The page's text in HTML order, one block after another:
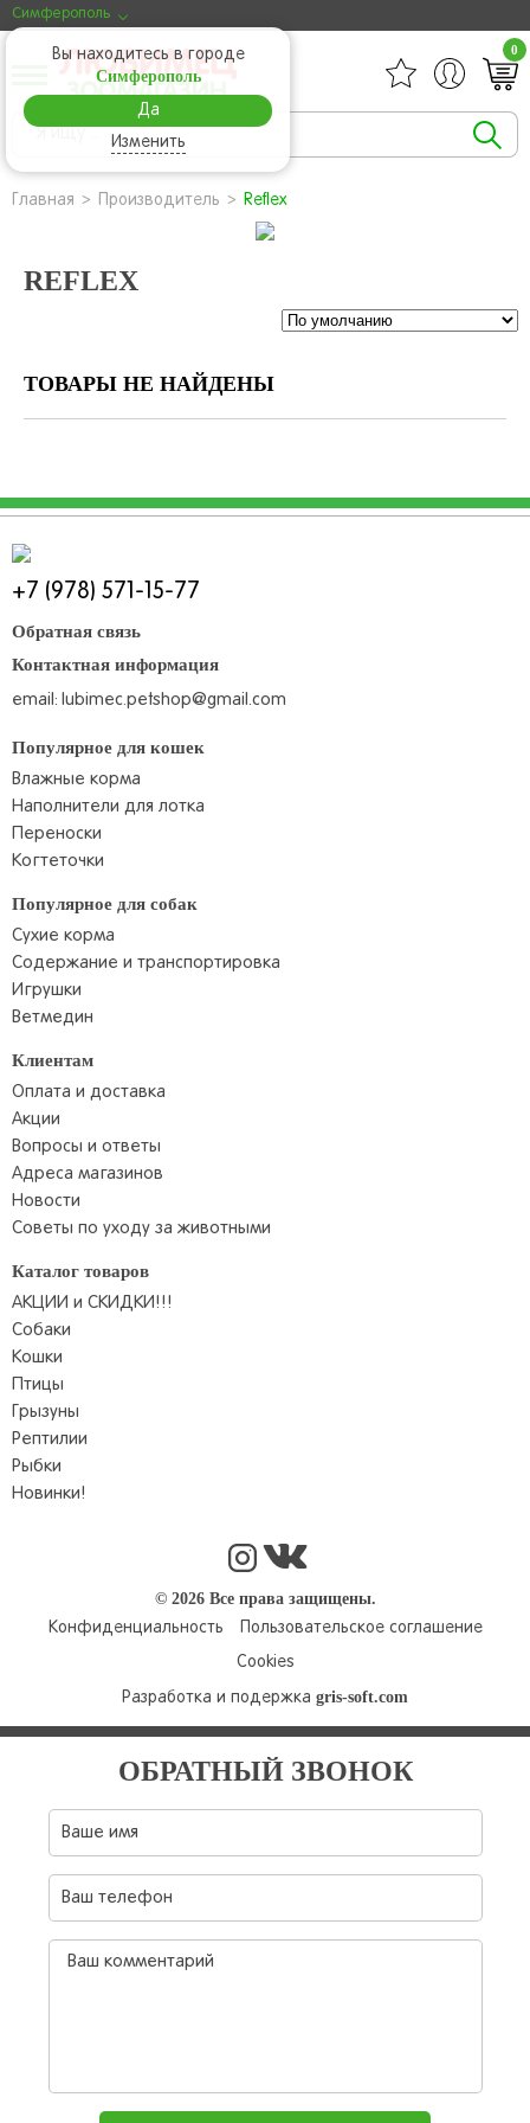
Симферополь
Вы находитесь в городе
Симферополь
Да
Изменить
0
Главная Производитель Reflex
REFLEX
ТОВАРЫ НЕ НАЙДЕНЫ
+7 (978) 571-15-77
Обратная связь
Контактная информация
email: lubimec.petshop@gmail.com
Популярное для кошек
Влажные корма
Наполнители для лотка
Переноски
Когтеточки
Популярное для собак
Сухие корма
Содержание и транспортировка
Игрушки
Ветмедин
Клиентам
Оплата и доставка
Акции
Вопросы и ответы
Адреса магазинов
Новости
Советы по уходу за животными
Каталог товаров
АКЦИИ и СКИДКИ!!!
Собаки
Кошки
Птицы
Грызуны
Рептилии
Рыбки
Новинки!
© 2026 Все права защищены.
Конфиденциальность Пользовательское соглашение
Cookies
Разработка и подержка gris-soft.com
ОБРАТНЫЙ ЗВОНОК